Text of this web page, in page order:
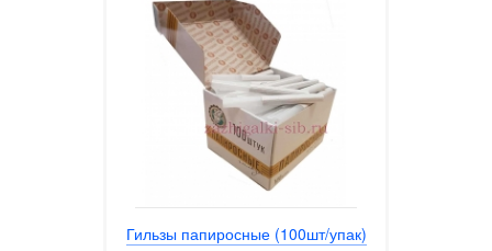
Гильзы папиросные (100шт/упак)